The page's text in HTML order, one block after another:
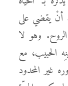
أنْ يقضي على
وهو لا
الحبيب، مع
غير المحدود